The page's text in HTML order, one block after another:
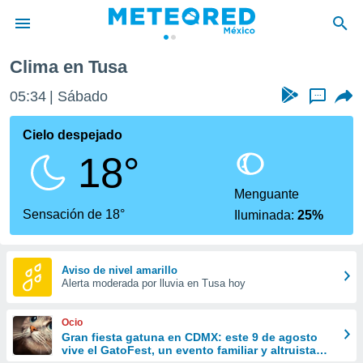
de
ha sido
calidad.
a este
las
y
forma
digital
basada
Clima en Tusa
05:34 Sábado ...
Cielo despejado
18°
Sensación de 18°
Menguante
Iluminada:25%
Aviso de nivel amarillo
Alerta moderada por lluvia en Tusa hoy
Ocio
Gran fiesta gatuna en CDMX: este 9 de agosto
vive el GatoFest, un evento familiar y altruista